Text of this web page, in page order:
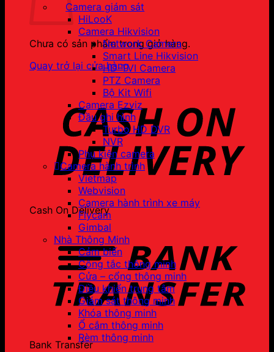
Chưa có sản phẩm trong giỏ hàng.
Quay trở lại cửa hàng
Cash On Delivery
Bank Transfer
Camera giám sát
HiLooK
Camera Hikvision
Network Camera
Smart Line Hikvision
HD-TVI Camera
PTZ Camera
Bộ Kit Wifi
Camera Ezviz
Đầu ghi hình
Turbo HD DVR
NVR
Phụ kiện camera
Camera hành trình
Vietmap
Webvision
Camera hành trình xe máy
Flycam
Gimbal
Nhà Thông Minh
Cảm biến
Công tắc thông minh
Cửa – cổng thông minh
Điều khiển trung tâm
Giám sát thông minh
Khóa thông minh
Ổ cắm thông minh
Rèm thông minh